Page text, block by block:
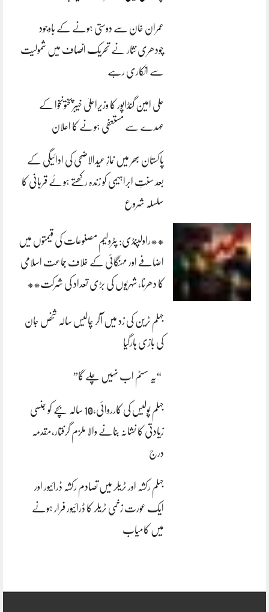
عمران خان سے دوستی ہونے کے باوجود
چودھری نثار نے تحریک انصاف میں شمولیت
سے انکاری رہے
علی امین گنڈاپور کا وزیراعلیٰ خیبرپختونخوا کے
عہدے سے مستعفی ہونے کا اعلان
پاکستان بھر میں نمازِ عیدالاضحی کی ادائیگی کے
بعد سنتِ ابراہیمی کو زندہ رکھتے ہوئے قربانی کا
سلسلہ شروع
**راولپنڈی: پٹرولیم مصنوعات کی قیمتوں میں
اضافے اور مہنگائی کے خلاف جماعت اسلامی
کا دھرنا، شہریوں کی بڑی تعداد کی شرکت**
جہلم ٹرین کی زد میں آکر چالیس سالہ شخص جان
کی بازی ہارگیا
“یہ سسٹم اب نہیں چلے گا”
جہلم پولیس کی کارروائی،10 سالہ بچے کو جنسی
زیادتی کا نشانہ بنانے والا ملزم گرفتار،مقدمہ
درج
جہلم رکشہ اور ٹریلر میں تصادم رکشہ ڈرائیور اور
ایک عورت زخمی ٹریلر کا ڈرائیور فرار ہونے
میں کامیاب